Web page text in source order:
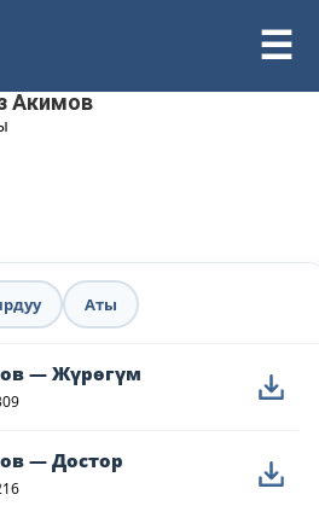
Акимов
Аты
— Жүрөгүм
— Достор